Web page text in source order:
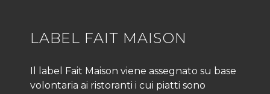
LABEL FAIT MAISON
Il label Fait Maison viene assegnato su base
volontaria ai ristoranti i cui piatti sono